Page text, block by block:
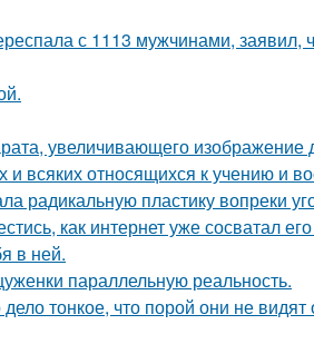
с 1113 мужчинами, заявил,
увеличивающего изображение
всяких относящихся к учению и
радикальную пластику вопреки
как интернет уже сосватал
в ней.
параллельную реальность.
тонкое, что порой они не